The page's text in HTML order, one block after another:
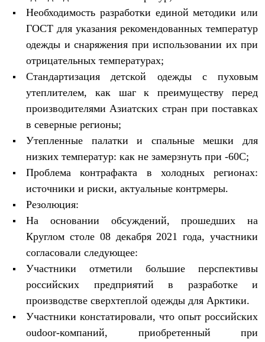
ЗА ПОЛЯРНЫМ КРУГОМ
BASK juno
ИДЁМ В ПОХОД
Дневник капитана
Каталог дилеров
Компания
История
Отцы основатели
Баск в вашем городе
Контроль качества
Технологии
Сотрудничество
Дилерам
Стать дилером
Корпоративным клиентам
Услуги
Медиа
Необходимость разработки единой методики или
ГОСТ для указания рекомендованных температур
одежды и снаряжения при использовании их при
отрицательных температурах;
Стандартизация детской одежды с пуховым
утеплителем, как шаг к преимуществу перед
производителями Азиатских стран при поставках
в северные регионы;
Утепленные палатки и спальные мешки для
низких температур: как не замерзнуть при -60С;
Проблема контрафакта в холодных регионах:
источники и риски, актуальные контрмеры.
Резолюция:
На основании обсуждений, прошедших на
Круглом столе 08 декабря 2021 года, участники
согласовали следующее:
Участники отметили большие перспективы
российских предприятий в разработке и
производстве сверхтеплой одежды для Арктики.
Участники констатировали, что опыт российских
oudoor-компаний, приобретенный при